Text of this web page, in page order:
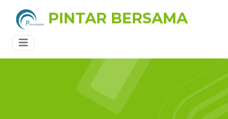
PINTAR BERSAMA